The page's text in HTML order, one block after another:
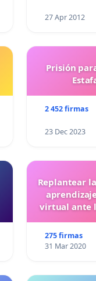
27 Apr 2012
Prisión
2 452 firmas
23 Dec 2023
Replantear
virtual ante
275 firmas
31 Mar 2020